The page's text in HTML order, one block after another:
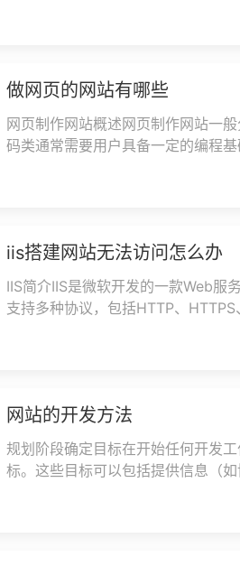
做网页的网站有哪些
网页制作网站概述网页制作网站一
码类通常需要用户具备一定的编程
iis搭建网站无法访问怎么办
IIS简介IIS是微软开发的一款Web服
支持多种协议，包括HTTP、
网站的开发方法
规划阶段确定目标在开始任何开发
标。这些目标可以包括提供信息（